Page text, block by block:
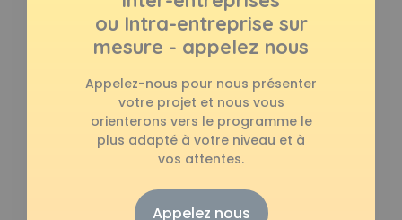
ou Intra-entreprise sur
mesure - appelez nous
Appelez-nous pour nous présenter
votre projet et nous vous
orienterons vers le programme le
plus adapté à votre niveau et à
vos attentes.
Appelez nous